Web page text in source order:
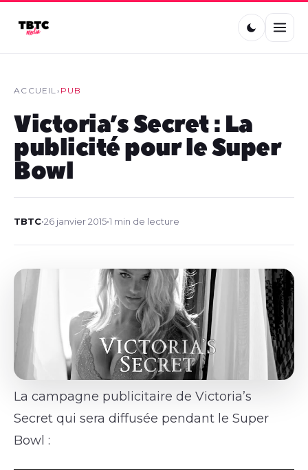
ACCUEIL› PUB
Victoria’s Secret : La
publicité pour le Super
Bowl
TBTC•26 janvier 2015•1 min de lecture
La campagne publicitaire de Victoria’s
Secret qui sera diffusée pendant le Super
Bowl :